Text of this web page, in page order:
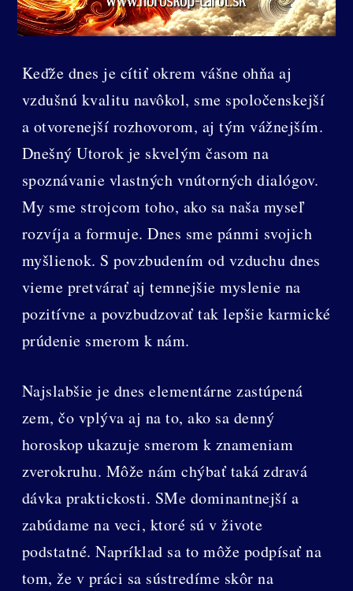
Keďže dnes je cítiť okrem vášne ohňa aj
vzdušnú kvalitu navôkol, sme spoločenskejší
a otvorenejší rozhovorom, aj tým vážnejším.
Dnešný Utorok je skvelým časom na
spoznávanie vlastných vnútorných dialógov.
My sme strojcom toho, ako sa naša myseľ
rozvíja a formuje. Dnes sme pánmi svojich
myšlienok. S povzbudením od vzduchu dnes
vieme pretvárať aj temnejšie myslenie na
pozitívne a povzbudzovať tak lepšie karmické
prúdenie smerom k nám.
Najslabšie je dnes elementárne zastúpená
zem, čo vplýva aj na to, ako sa denný
horoskop ukazuje smerom k znameniam
zverokruhu. Môže nám chýbať taká zdravá
dávka praktickosti. SMe dominantnejší a
zabúdame na veci, ktoré sú v živote
podstatné. Napríklad sa to môže podpísať na
tom, že v práci sa sústredíme skôr na